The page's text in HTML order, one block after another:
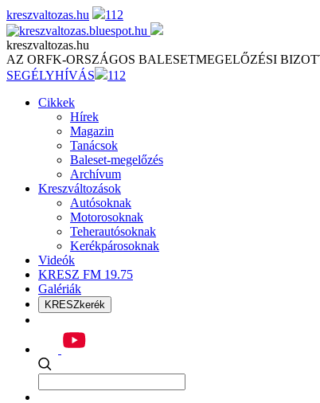
Skip
to
content
kreszvaltozas.hu 112
kreszvaltozas.hu
AZ ORFK-ORSZÁGOS BALESETMEGELŐZÉSI
SEGÉLYHÍVÁS
112
Cikkek
Hírek
Magazin
Tanácsok
Baleset-megelőzés
Archívum
Kreszváltozások
Autósoknak
Motorosoknak
Teherautósoknak
Kerékpárosoknak
Videók
KRESZ FM 19.75
Galériák
KRESZkerék